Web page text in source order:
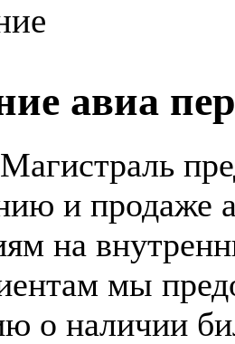
авиа
и продаже
на
мы
о наличии